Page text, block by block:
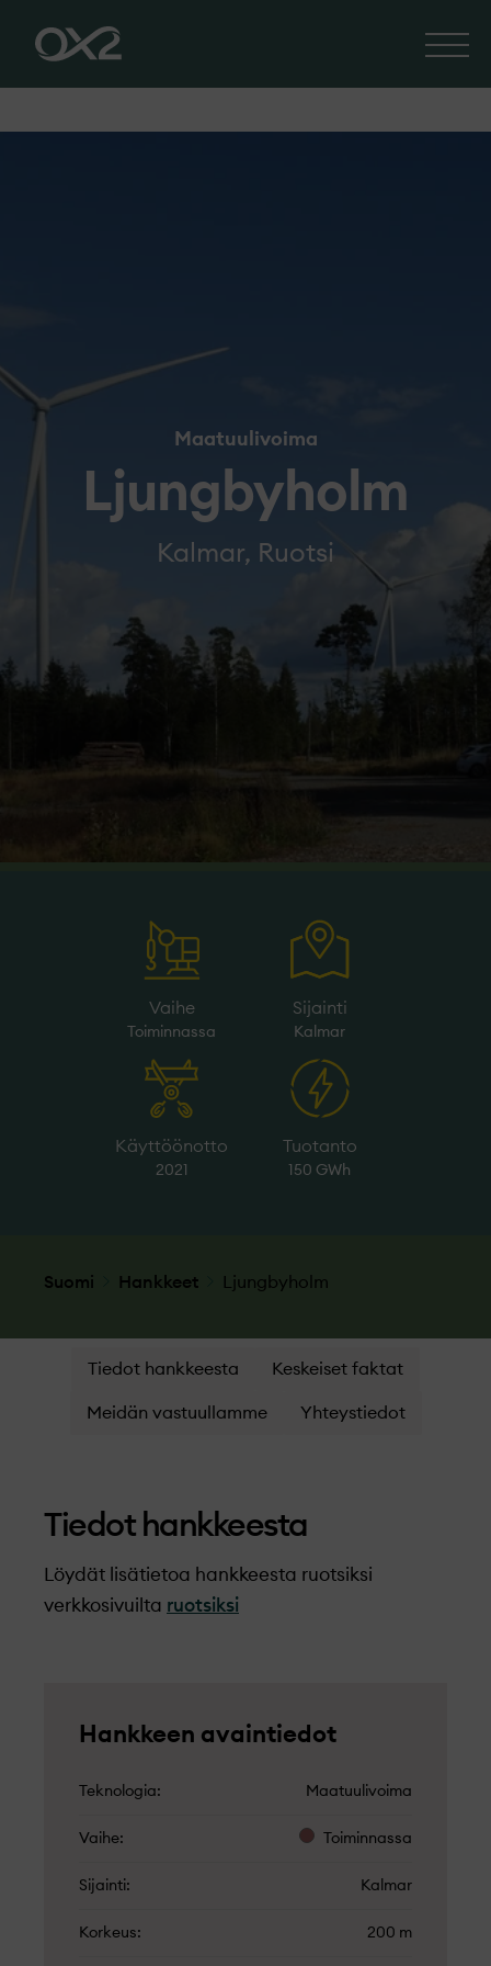
Maatuulivoima
Ljungbyholm
Kalmar, Ruotsi
Vaihe
Toiminnassa
Sijainti
Kalmar
Käyttöönotto
2021
Tuotanto
150 GWh
Suomi Hankkeet Ljungbyholm
Tiedot hankkeesta Keskeiset faktat
Meidän vastuullamme Yhteystiedot
Tiedot hankkeesta
Löydät lisätietoa hankkeesta ruotsiksi
verkkosivuilta ruotsiksi
Hankkeen avaintiedot
Teknologia Maatuulivoima
Vaihe Toiminnassa
Sijainti Kalmar
Korkeus 200 m